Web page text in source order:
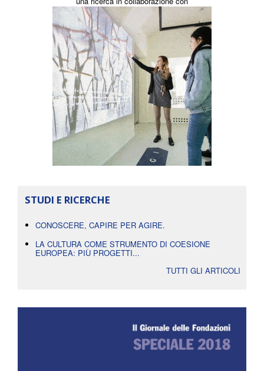
STUDI E RICERCHE
CONOSCERE, CAPIRE PER AGIRE.
LA CULTURA COME STRUMENTO DI COESIONE
EUROPEA: PIÙ PROGETTI...
TUTTI GLI ARTICOLI